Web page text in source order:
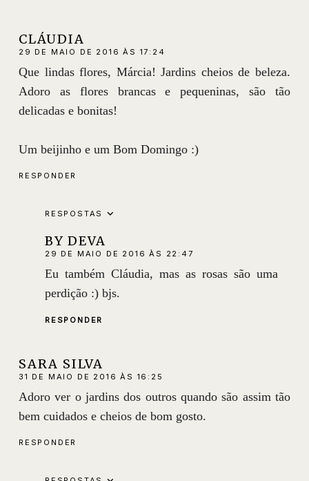
CLÁUDIA
29 DE MAIO DE 2016 ÀS 17:24
Que lindas flores, Márcia! Jardins cheios de beleza.
Adoro as flores brancas e pequeninas, são tão
delicadas e bonitas!
Um beijinho e um Bom Domingo :)
RESPONDER
RESPOSTAS
BY DEVA
29 DE MAIO DE 2016 ÀS 22:47
Eu também Cláudia, mas as rosas são uma
perdição :) bjs.
RESPONDER
SARA SILVA
31 DE MAIO DE 2016 ÀS 16:25
Adoro ver o jardins dos outros quando são assim tão
bem cuidados e cheios de bom gosto.
RESPONDER